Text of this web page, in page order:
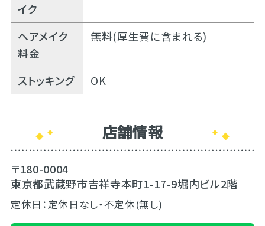
イク
ヘアメイク
料金
無料(厚生費に含まれる)
ストッキング OK
店舗情報
〒180-0004
東京都武蔵野市吉祥寺本町1-17-9堀内ビル2階
定休日：定休日なし・不定休(無し)